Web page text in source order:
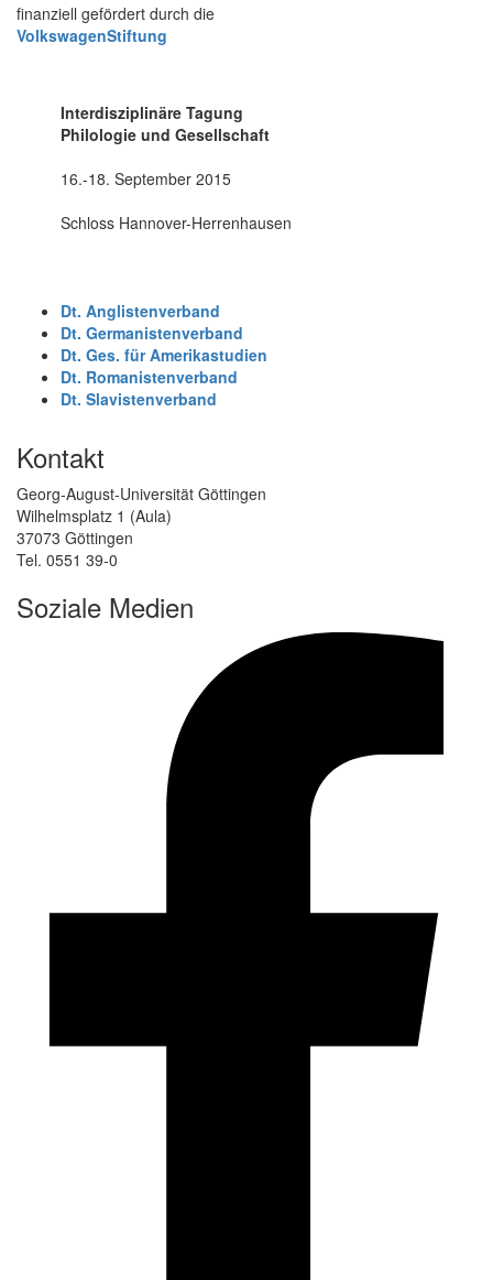
finanziell gefördert durch die
VolkswagenStiftung
Interdisziplinäre Tagung
Philologie und Gesellschaft
16.-18. September 2015
Schloss Hannover-Herrenhausen
Dt. Anglistenverband
Dt. Germanistenverband
Dt. Ges. für Amerikastudien
Dt. Romanistenverband
Dt. Slavistenverband
Kontakt
Georg-August-Universität Göttingen
Wilhelmsplatz 1 (Aula)
37073 Göttingen
Tel. 0551 39-0
Soziale Medien